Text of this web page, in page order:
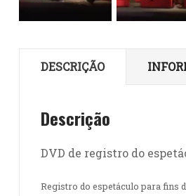
DESCRIÇÃO
Descrição
DVD de registro do
Registro do espetáculo para fins